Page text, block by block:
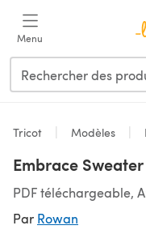
Menu
Tricot Modèles
Embrace
PDF téléchargeable,
Par Rowan